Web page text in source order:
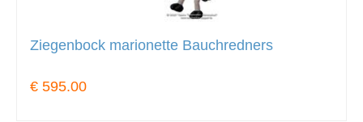
Ziegenbock marionette Bauchredners
€ 595.00